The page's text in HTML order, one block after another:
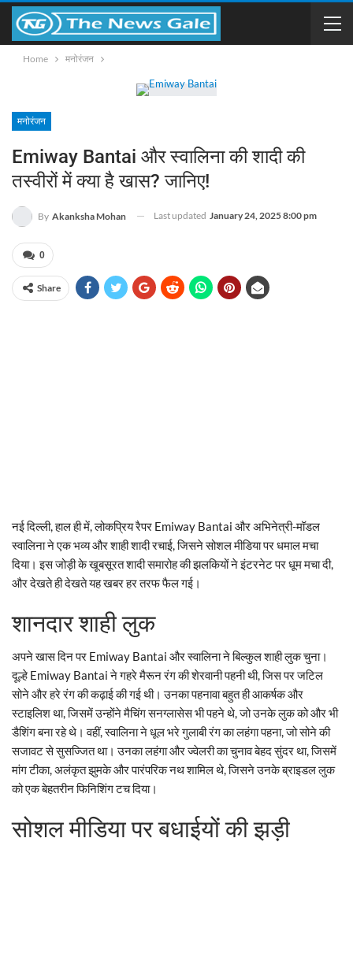
Home मनोरंजन
मनोरंजन
Emiway Bantai और स्वालिना की शादी की
तस्वीरों में क्या है खास? जानिए!
By Akanksha Mohan Last updated January 24, 2025 8:00 pm
0
Share
नई दिल्ली, हाल ही में, लोकप्रिय रैपर Emiway Bantai और अभिनेत्री-मॉडल
स्वालिना ने एक भव्य और शाही शादी रचाई, जिसने सोशल मीडिया पर धमाल मचा
दिया। इस जोड़ी के खूबसूरत शादी समारोह की झलकियों ने इंटरनेट पर धूम मचा दी,
और देखते ही देखते यह खबर हर तरफ फैल गई।
शानदार शाही लुक
अपने खास दिन पर Emiway Bantai और स्वालिना ने बिल्कुल शाही लुक चुना।
दूल्हे Emiway Bantai ने गहरे मैरून रंग की शेरवानी पहनी थी, जिस पर जटिल
सोने और हरे रंग की कढ़ाई की गई थी। उनका पहनावा बहुत ही आकर्षक और
स्टाइलिश था, जिसमें उन्होंने मैचिंग सनग्लासेस भी पहने थे, जो उनके लुक को और भी
डैशिंग बना रहे थे। वहीं, स्वालिना ने धूल भरे गुलाबी रंग का लहंगा पहना, जो सोने की
सजावट से सुसज्जित था। उनका लहंगा और ज्वेलरी का चुनाव बेहद सुंदर था, जिसमें
मांग टीका, अलंकृत झुमके और पारंपरिक नथ शामिल थे, जिसने उनके ब्राइडल लुक
को एक बेहतरीन फिनिशिंग टच दिया।
सोशल मीडिया पर बधाईयों की झड़ी